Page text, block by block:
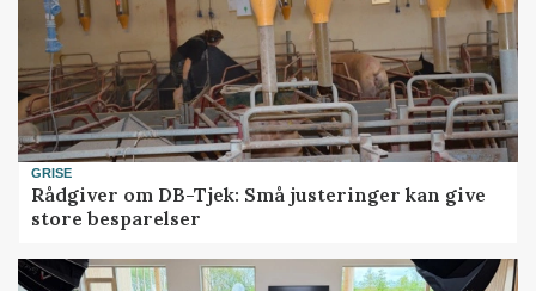
GRISE
Rådgiver om DB-Tjek: Små justeringer kan give
store besparelser